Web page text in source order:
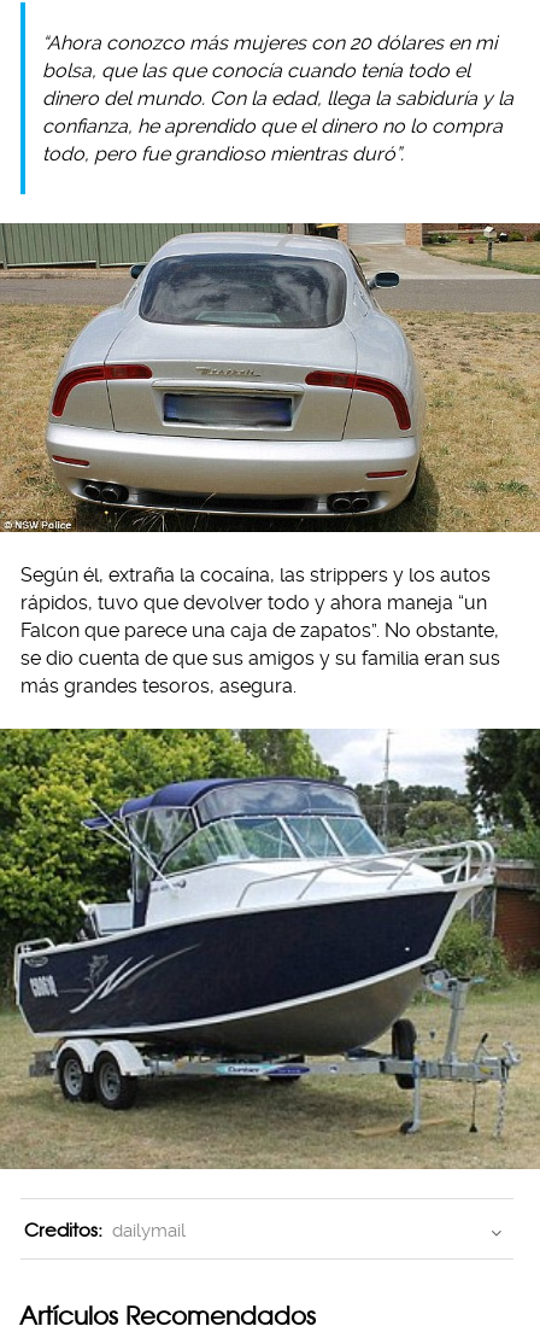
“Ahora conozco más mujeres con 20 dólares en mi
bolsa, que las que conocía cuando tenía todo el
dinero del mundo. Con la edad, llega la sabiduría y la
confianza, he aprendido que el dinero no lo compra
todo, pero fue grandioso mientras duró”.
Según él, extraña la cocaína, las strippers y los autos
rápidos, tuvo que devolver todo y ahora maneja “un
Falcon que parece una caja de zapatos”. No obstante,
se dio cuenta de que sus amigos y su familia eran sus
más grandes tesoros, asegura.
Creditos: dailymail
Artículos Recomendados